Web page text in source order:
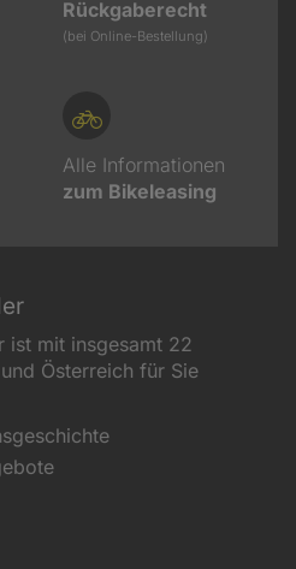
Rückgaberecht
(bei Online-Bestellung)
Alle Informationen
zum Bikeleasing
ist mit insgesamt 22
Österreich für Sie